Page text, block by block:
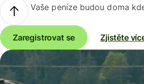
Vaše peníze budou doma
Zaregistrovat se Zjistěte